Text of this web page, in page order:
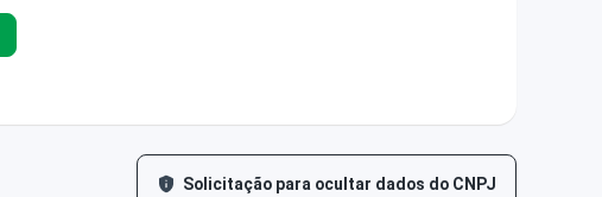
Solicitação para ocultar dados do CNPJ